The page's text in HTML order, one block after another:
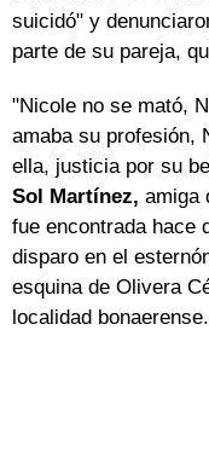
suicidó" y
parte de su pareja,
"Nicole no se mató,
amaba su profesión,
ella, justicia por su
Sol Martínez, amiga
fue encontrada hace
disparo en el
esquina de Olivera
localidad bonaerense.